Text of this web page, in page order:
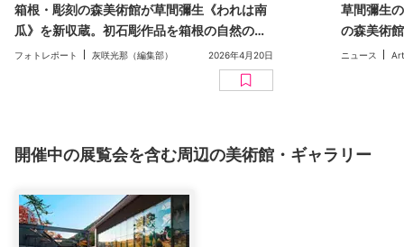
箱根・彫刻の森美術館が草間彌生《われは南
瓜》を新収蔵。初石彫作品を箱根の自然のな
かで公開
フォトレポート 灰咲光那（編集部） 2026年4月20日
草間彌生
の森美術
ューアル
ニュース
開催中の展覧会を含む周辺の美術館・ギャラリー